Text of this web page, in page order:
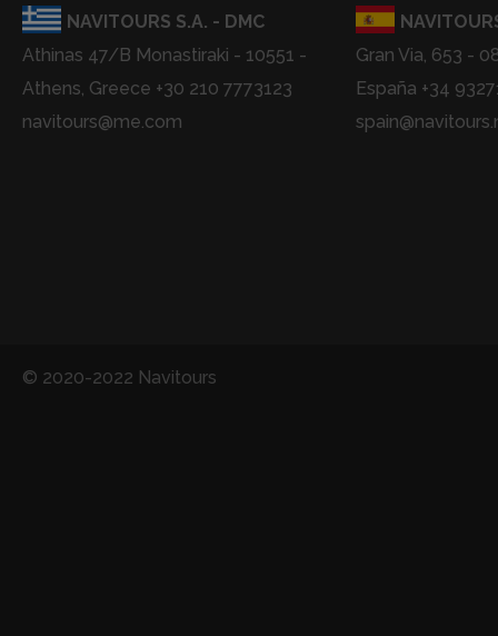
NAVITOURS S.A. - DMC
Athinas 47/B Monastiraki - 10551 -
Athens, Greece +30 210 7773123
navitours@me.com
Gran Via, 653 -
España +34
© 2020-2022 Navitours